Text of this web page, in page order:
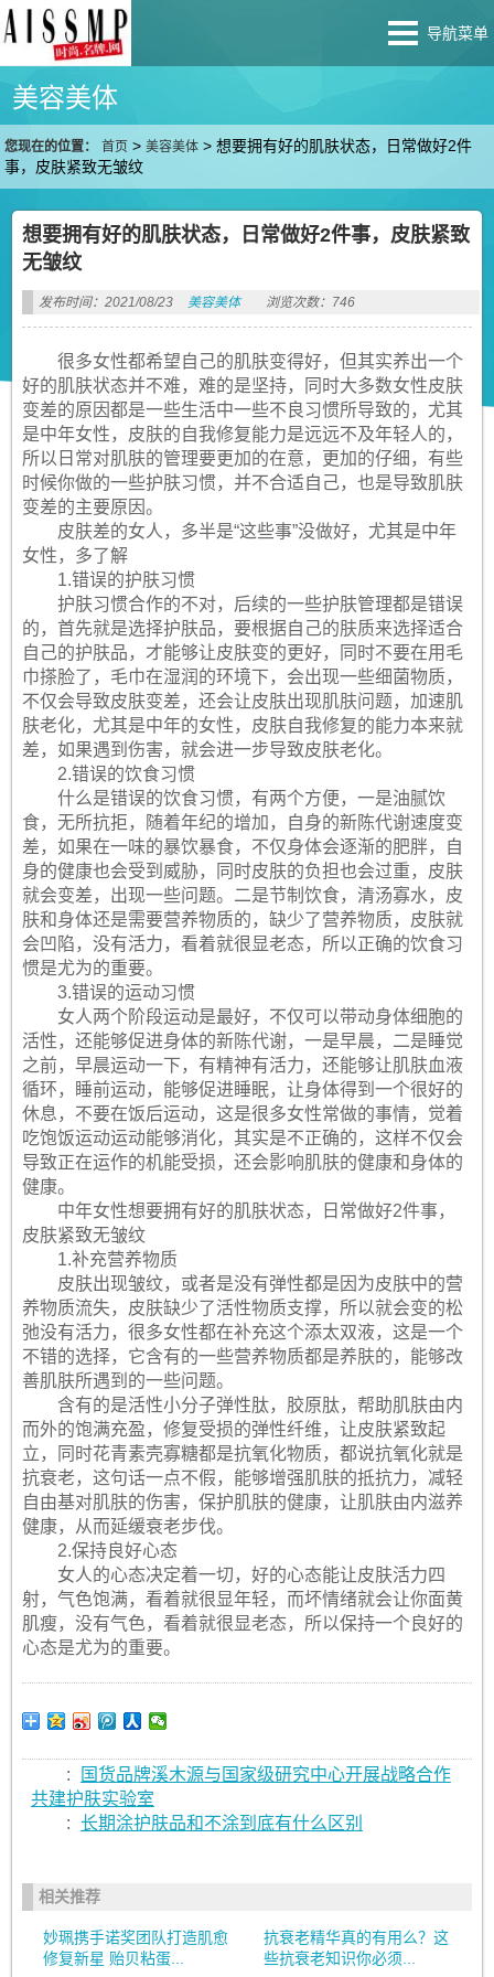
导航菜单
美容美体
您现在的位置： 首页 >美容美体 >想要拥有好的肌肤状态，日常做好2件
事，皮肤紧致无皱纹
想要拥有好的肌肤状态，日常做好2件事，皮肤紧致
无皱纹
发布时间：2021/08/23 美容美体 浏览次数：746
很多女性都希望自己的肌肤变得好，但其实养出一个
好的肌肤状态并不难，难的是坚持，同时大多数女性皮肤
变差的原因都是一些生活中一些不良习惯所导致的，尤其
是中年女性，皮肤的自我修复能力是远远不及年轻人的，
所以日常对肌肤的管理要更加的在意，更加的仔细，有些
时候你做的一些护肤习惯，并不合适自己，也是导致肌肤
变差的主要原因。
皮肤差的女人，多半是“这些事”没做好，尤其是中年
女性，多了解
1.错误的护肤习惯
护肤习惯合作的不对，后续的一些护肤管理都是错误
的，首先就是选择护肤品，要根据自己的肤质来选择适合
自己的护肤品，才能够让皮肤变的更好，同时不要在用毛
巾搽脸了，毛巾在湿润的环境下，会出现一些细菌物质，
不仅会导致皮肤变差，还会让皮肤出现肌肤问题，加速肌
肤老化，尤其是中年的女性，皮肤自我修复的能力本来就
差，如果遇到伤害，就会进一步导致皮肤老化。
2.错误的饮食习惯
什么是错误的饮食习惯，有两个方便，一是油腻饮
食，无所抗拒，随着年纪的增加，自身的新陈代谢速度变
差，如果在一味的暴饮暴食，不仅身体会逐渐的肥胖，自
身的健康也会受到威胁，同时皮肤的负担也会过重，皮肤
就会变差，出现一些问题。二是节制饮食，清汤寡水，皮
肤和身体还是需要营养物质的，缺少了营养物质，皮肤就
会凹陷，没有活力，看着就很显老态，所以正确的饮食习
惯是尤为的重要。
3.错误的运动习惯
女人两个阶段运动是最好，不仅可以带动身体细胞的
活性，还能够促进身体的新陈代谢，一是早晨，二是睡觉
之前，早晨运动一下，有精神有活力，还能够让肌肤血液
循环，睡前运动，能够促进睡眠，让身体得到一个很好的
休息，不要在饭后运动，这是很多女性常做的事情，觉着
吃饱饭运动运动能够消化，其实是不正确的，这样不仅会
导致正在运作的机能受损，还会影响肌肤的健康和身体的
健康。
中年女性想要拥有好的肌肤状态，日常做好2件事，
皮肤紧致无皱纹
1.补充营养物质
皮肤出现皱纹，或者是没有弹性都是因为皮肤中的营
养物质流失，皮肤缺少了活性物质支撑，所以就会变的松
弛没有活力，很多女性都在补充这个添太双液，这是一个
不错的选择，它含有的一些营养物质都是养肤的，能够改
善肌肤所遇到的一些问题。
含有的是活性小分子弹性肽，胶原肽，帮助肌肤由内
而外的饱满充盈，修复受损的弹性纤维，让皮肤紧致起
立，同时花青素壳寡糖都是抗氧化物质，都说抗氧化就是
抗衰老，这句话一点不假，能够增强肌肤的抵抗力，减轻
自由基对肌肤的伤害，保护肌肤的健康，让肌肤由内滋养
健康，从而延缓衰老步伐。
2.保持良好心态
女人的心态决定着一切，好的心态能让皮肤活力四
射，气色饱满，看着就很显年轻，而坏情绪就会让你面黄
肌瘦，没有气色，看着就很显老态，所以保持一个良好的
心态是尤为的重要。
:
国货品牌溪木源与国家级研究中心开展战略合作
共建护肤实验室
: 长期涂护肤品和不涂到底有什么区别
相关推荐
妙珮携手诺奖团队打造肌愈
修复新星 贻贝粘蛋...
抗衰老精华真的有用么？这
些抗衰老知识你必须...